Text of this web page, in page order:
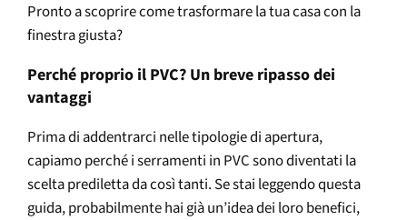
Pronto a scoprire come trasformare la tua casa con la
finestra giusta?
Perché proprio il PVC? Un breve ripasso dei
vantaggi
Prima di addentrarci nelle tipologie di apertura,
capiamo perché i serramenti in PVC sono diventati la
scelta prediletta da così tanti. Se stai leggendo questa
guida, probabilmente hai già un’idea dei loro benefici,